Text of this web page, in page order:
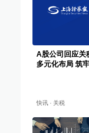
A股公司回应关
多元化布局 筑
快讯 · 关税